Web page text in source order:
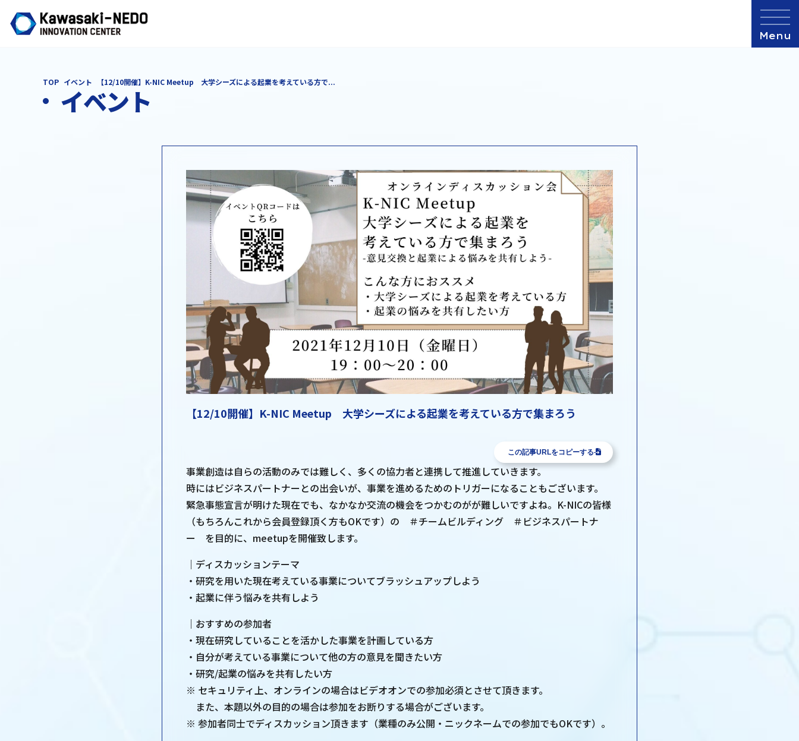
TOP イベント 【12/10開催】K-NIC Meetup 大学シーズによる起業を考えている方で...
イベント
【12/10開催】K-NIC Meetup 大学シーズによる起業を考えている方で集まろう
この記事URLをコピーする
事業創造は自らの活動のみでは難しく、多くの協力者と連携して推進していきます。
時にはビジネスパートナーとの出会いが、事業を進めるためのトリガーになることもございます。
緊急事態宣言が明けた現在でも、なかなか交流の機会をつかむのがが難しいですよね。K-NICの皆様
（もちろんこれから会員登録頂く方もOKです）の ＃チームビルディング ＃ビジネスパートナ
ー を目的に、meetupを開催致します。
｜ディスカッションテーマ
・研究を用いた現在考えている事業についてブラッシュアップしよう
・起業に伴う悩みを共有しよう
｜おすすめの参加者
・現在研究していることを活かした事業を計画している方
・自分が考えている事業について他の方の意見を聞きたい方
・研究/起業の悩みを共有したい方
※ セキュリティ上、オンラインの場合はビデオオンでの参加必須とさせて頂きます。
また、本題以外の目的の場合は参加をお断りする場合がございます。
※ 参加者同士でディスカッション頂きます（業種のみ公開・ニックネームでの参加でもOKです）。